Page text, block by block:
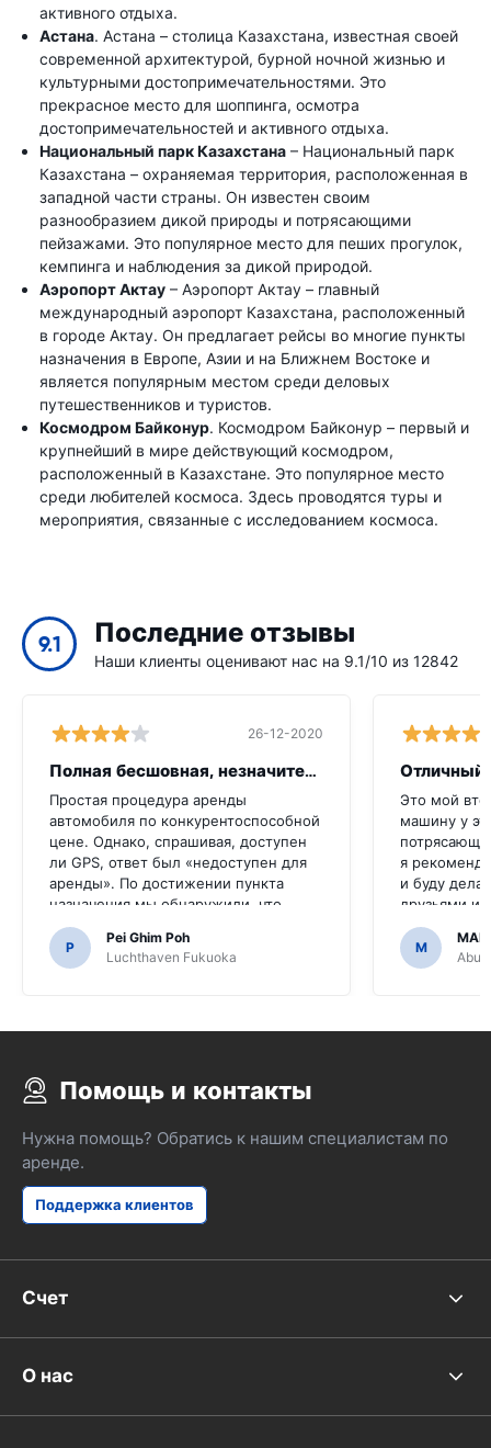
активного отдыха.
Астана. Астана – столица Казахстана, известная своей
современной архитектурой, бурной ночной жизнью и
культурными достопримечательностями. Это
прекрасное место для шоппинга, осмотра
достопримечательностей и активного отдыха.
Национальный парк Казахстана – Национальный парк
Казахстана – охраняемая территория, расположенная в
западной части страны. Он известен своим
разнообразием дикой природы и потрясающими
пейзажами. Это популярное место для пеших прогулок,
кемпинга и наблюдения за дикой природой.
Аэропорт Актау – Аэропорт Актау – главный
международный аэропорт Казахстана, расположенный
в городе Актау. Он предлагает рейсы во многие пункты
назначения в Европе, Азии и на Ближнем Востоке и
является популярным местом среди деловых
путешественников и туристов.
Космодром Байконур. Космодром Байконур – первый и
крупнейший в мире действующий космодром,
расположенный в Казахстане. Это популярное место
среди любителей космоса. Здесь проводятся туры и
мероприятия, связанные с исследованием космоса.
9.1 Последние отзывы
Наши клиенты оценивают нас на 9.1/10 из 12842
26-12-2020
Полная бесшовная, незначительная икот
Простая процедура аренды
автомобиля по конкурентоспособной
цене. Однако, спрашивая, доступен
ли GPS, ответ был «недоступен для
аренды». По достижении пункта
назначения мы обнаружили, что
автомобиль оснащен GPS.Было бы
ужасно, если бы мы решили купить
GPS, поскольку нужно было
P
Pei Ghim Poh
Luchthaven Fukuoka
Отличный
Это мой
машину у
я
и буду
друзьями и
сделали
M
Abu
Помощь и контакты
Нужна помощь? Обратись к нашим специалистам по
аренде.
Поддержка клиентов
Счет
О нас